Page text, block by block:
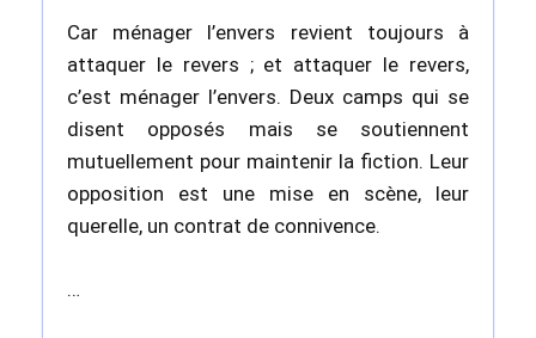
Car ménager l’envers revient toujours à
attaquer le revers ; et attaquer le revers,
c’est ménager l’envers. Deux camps qui se
disent opposés mais se soutiennent
mutuellement pour maintenir la fiction. Leur
opposition est une mise en scène, leur
querelle, un contrat de connivence.
…